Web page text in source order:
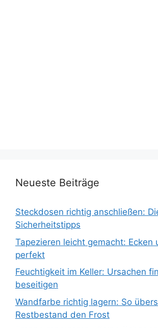
Neueste Beiträge
Steckdosen richtig anschließen:
Sicherheitstipps
Tapezieren leicht gemacht: Ecken
perfekt
Feuchtigkeit im Keller: Ursachen
beseitigen
Wandfarbe richtig lagern: So
Restbestand den Frost